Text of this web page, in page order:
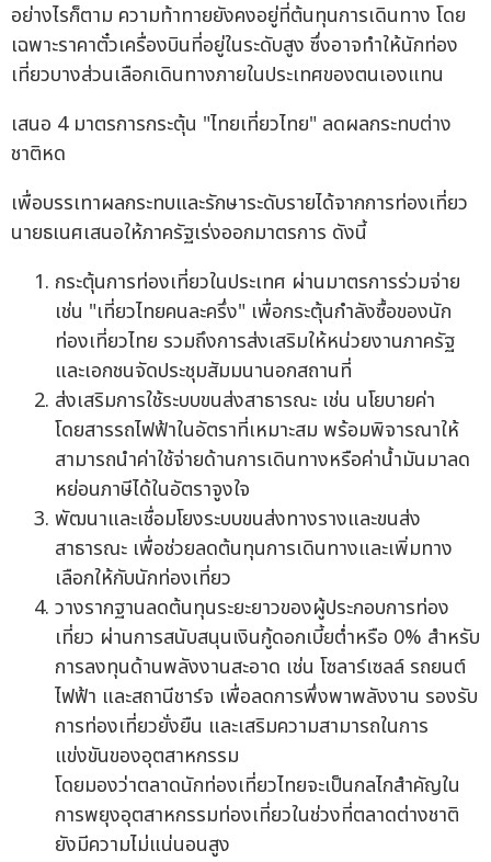
อย่างไรก็ตาม ความท้าทายยังคงอยู่ที่ต้นทุนการเดินทาง โดย
เฉพาะราคาตั๋วเครื่องบินที่อยู่ในระดับสูง ซึ่งอาจทำให้นักท่อง
เที่ยวบางส่วนเลือกเดินทางภายในประเทศของตนเองแทน
เสนอ 4 มาตรการกระตุ้น "ไทยเที่ยวไทย" ลดผลกระทบต่าง
ชาติหด
เพื่อบรรเทาผลกระทบและรักษาระดับรายได้จากการท่องเที่ยว
นายธเนศเสนอให้ภาครัฐเร่งออกมาตรการ ดังนี้
กระตุ้นการท่องเที่ยวในประเทศ ผ่านมาตรการร่วมจ่าย
เช่น "เที่ยวไทยคนละครึ่ง" เพื่อกระตุ้นกำลังซื้อของนัก
ท่องเที่ยวไทย รวมถึงการส่งเสริมให้หน่วยงานภาครัฐ
และเอกชนจัดประชุมสัมมนานอกสถานที่
ส่งเสริมการใช้ระบบขนส่งสาธารณะ เช่น นโยบายค่า
โดยสารรถไฟฟ้าในอัตราที่เหมาะสม พร้อมพิจารณาให้
สามารถนำค่าใช้จ่ายด้านการเดินทางหรือค่าน้ำมันมาลด
หย่อนภาษีได้ในอัตราจูงใจ
พัฒนาและเชื่อมโยงระบบขนส่งทางรางและขนส่ง
สาธารณะ เพื่อช่วยลดต้นทุนการเดินทางและเพิ่มทาง
เลือกให้กับนักท่องเที่ยว
วางรากฐานลดต้นทุนระยะยาวของผู้ประกอบการท่อง
เที่ยว ผ่านการสนับสนุนเงินกู้ดอกเบี้ยต่ำหรือ 0% สำหรับ
การลงทุนด้านพลังงานสะอาด เช่น โซลาร์เซลล์ รถยนต์
ไฟฟ้า และสถานีชาร์จ เพื่อลดการพึ่งพาพลังงาน รองรับ
การท่องเที่ยวยั่งยืน และเสริมความสามารถในการ
แข่งขันของอุตสาหกรรม
โดยมองว่าตลาดนักท่องเที่ยวไทยจะเป็นกลไกสำคัญใน
การพยุงอุตสาหกรรมท่องเที่ยวในช่วงที่ตลาดต่างชาติ
ยังมีความไม่แน่นอนสูง